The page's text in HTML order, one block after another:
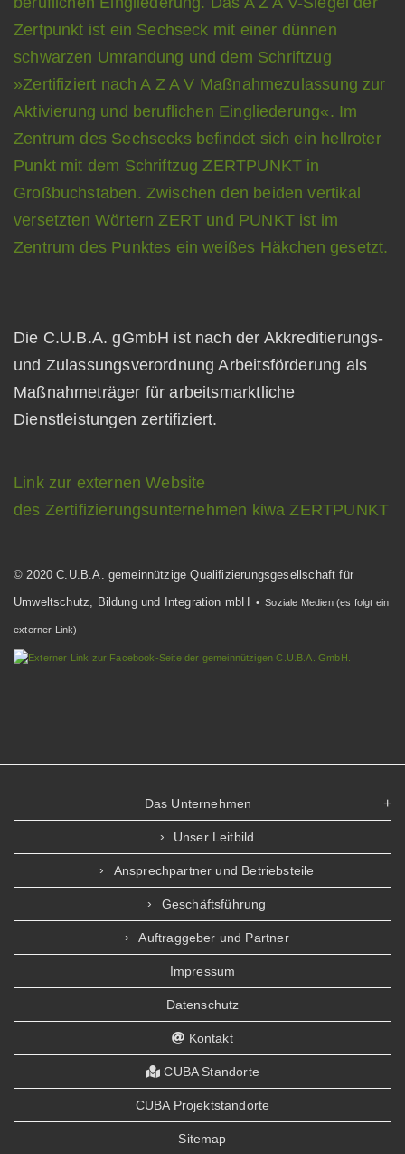
Die C.U.B.A. gGmbH ist nach der Akkreditierungs-
und Zulassungsverordnung Arbeitsförderung als
Maßnahmeträger für arbeitsmarktliche
Dienstleistungen zertifiziert.
Link zur externen Website
des Zertifizierungsunternehmen kiwa ZERTPUNKT
© 2020 C.U.B.A. gemeinnützige Qualifizierungsgesellschaft für
Umweltschutz, Bildung und Integration mbH
• Soziale Medien (es folgt ein
externer Link)
Das Unternehmen
Unser Leitbild
Ansprechpartner und Betriebsteile
Geschäftsführung
Auftraggeber und Partner
Impressum
Datenschutz
Kontakt
CUBA Standorte
CUBA Projektstandorte
Sitemap